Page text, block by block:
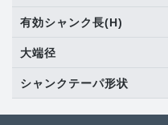
有効シャンク長(H)
大端径
シャンクテーパ形状